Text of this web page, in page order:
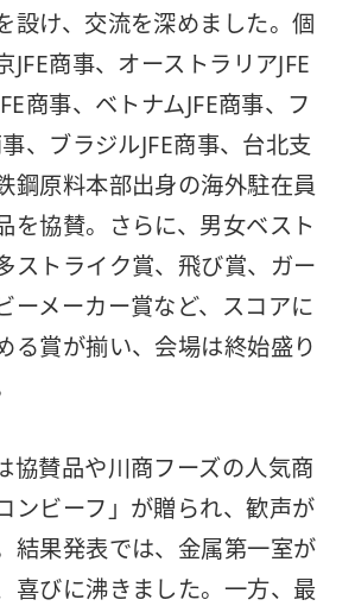
設け、交流を深めました。個
JFE商事、オーストラリアJFE
商事、ベトナムJFE商事、フ
、ブラジルJFE商事、台北支
鋼原料本部出身の海外駐在員
を協賛。さらに、男女ベスト
ストライク賞、飛び賞、ガー
ーメーカー賞など、スコアに
る賞が揃い、会場は終始盛り
協賛品や川商フーズの人気商
ンビーフ」が贈られ、歓声が
結果発表では、金属第一室が
喜びに沸きました。一方、最